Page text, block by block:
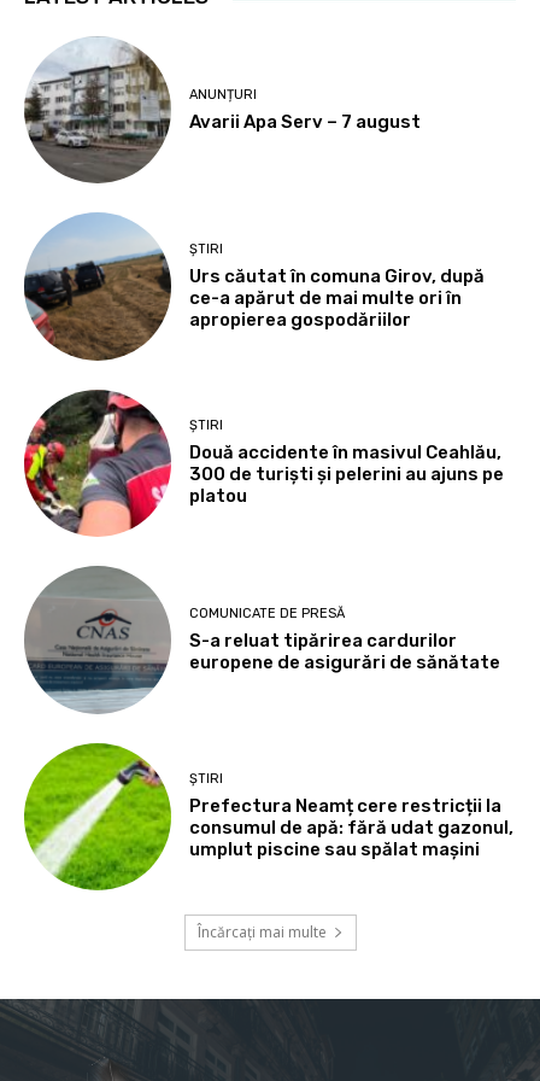
ANUNȚURI
Avarii Apa Serv – 7 august
ȘTIRI
Urs căutat în comuna Girov, după
ce-a apărut de mai multe ori în
apropierea gospodăriilor
ȘTIRI
Două accidente în masivul Ceahlău,
300 de turiști și pelerini au ajuns pe
platou
COMUNICATE DE PRESĂ
S-a reluat tipărirea cardurilor
europene de asigurări de sănătate
ȘTIRI
Prefectura Neamț cere restricții la
consumul de apă: fără udat gazonul,
umplut piscine sau spălat mașini
Încărcați mai multe